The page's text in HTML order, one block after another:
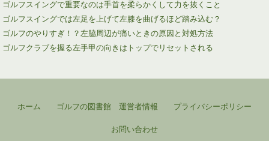
ゴルフスイングで重要なのは手首を柔らかくして力を抜くこと
ゴルフスイングでは左足を上げて左膝を曲げるほど踏み込む？
ゴルフのやりすぎ！？左脇周辺が痛いときの原因と対処方法
ゴルフクラブを握る左手甲の向きはトップでリセットされる
ホーム ゴルフの図書館 運営者情報
プライバシーポリシー
お問い合わせ